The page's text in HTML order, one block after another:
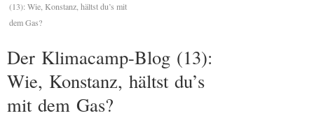
(13): Wie, Konstanz, hältst du’s mit
dem Gas?
Der Klimacamp-Blog (13):
Wie, Konstanz, hältst du’s
mit dem Gas?